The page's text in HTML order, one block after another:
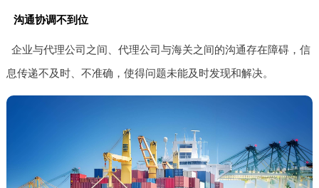
沟通协调不到位
企业与代理公司之间、代理公司与海关之间的沟通存在障碍，信
息传递不及时、不准确，使得问题未能及时发现和解决。